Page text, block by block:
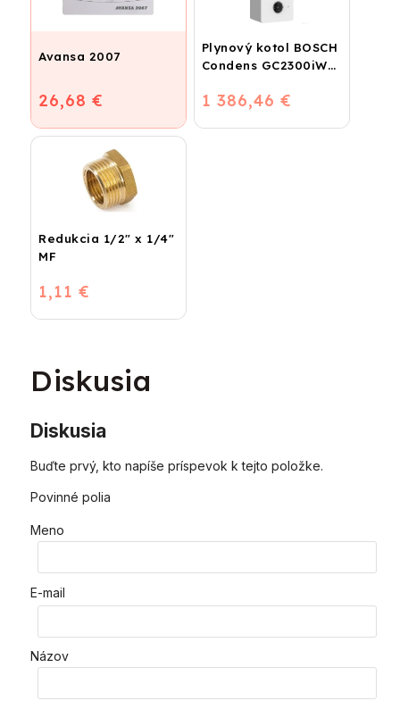
Avansa 2007
26,68 €
Plynový kotol BOSCH
Condens GC2300iW
kondenzačný
1 386,46 €
Redukcia 1/2" x 1/4"
MF
1,11 €
Diskusia
Diskusia
Buďte prvý, kto napíše príspevok k tejto položke.
Povinné polia
Meno
E-mail
Názov